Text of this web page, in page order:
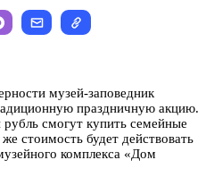
музей-заповедник
праздничную акцию.
смогут купить семейные
стоимость будет действовать
комплекса «Дом